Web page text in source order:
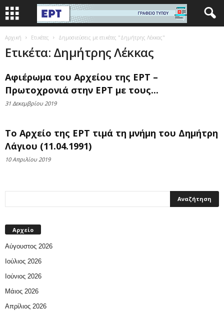
Αρχική Ετικέτες Δημοσιεύσεις με ετικέτες "Δημήτρης Λέκκας"
Ετικέτα: Δημήτρης Λέκκας
Αφιέρωμα του Αρχείου της ΕΡΤ –
Πρωτοχρονιά στην ΕΡΤ με τους...
31 Δεκεμβρίου 2019
Το Αρχείο της ΕΡΤ τιμά τη μνήμη του Δημήτρη
Λάγιου (11.04.1991)
10 Απριλίου 2019
Αρχείο
Αύγουστος 2026
Ιούλιος 2026
Ιούνιος 2026
Μάιος 2026
Απρίλιος 2026